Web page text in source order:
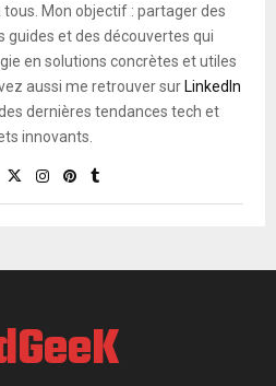
Mon objectif : partager des
guides et des découvertes qui
en solutions concrètes et utiles
aussi me retrouver surLinkedIn
dernières tendances tech et
innovants.